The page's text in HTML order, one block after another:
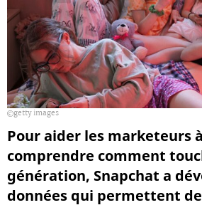
getty images
Pour aider les marketeurs
comprendre comment
génération, Snapchat a
données qui permettent